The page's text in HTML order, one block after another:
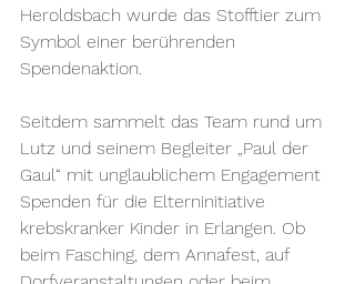
Heroldsbach wurde das Stofftier zum
Symbol einer berührenden
Spendenaktion.
Seitdem sammelt das Team rund um
Lutz und seinem Begleiter „Paul der
Gaul“ mit unglaublichem Engagement
Spenden für die Elterninitiative
krebskranker Kinder in Erlangen. Ob
beim Fasching, dem Annafest, auf